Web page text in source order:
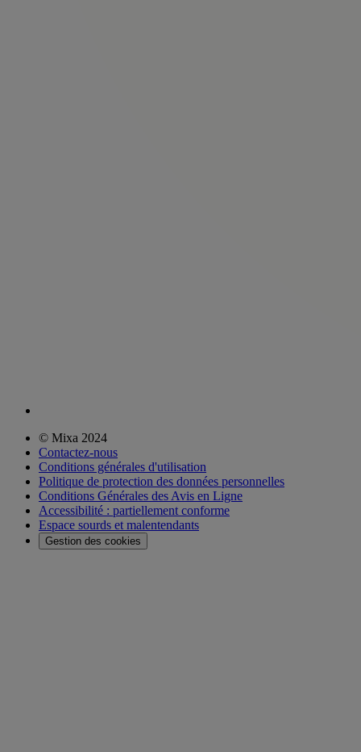
© Mixa 2024
Contactez-nous
Conditions générales d'utilisation
Politique de protection des données personnelles
Conditions Générales des Avis en Ligne
Accessibilité : partiellement conforme
Espace sourds et malentendants
Gestion des cookies